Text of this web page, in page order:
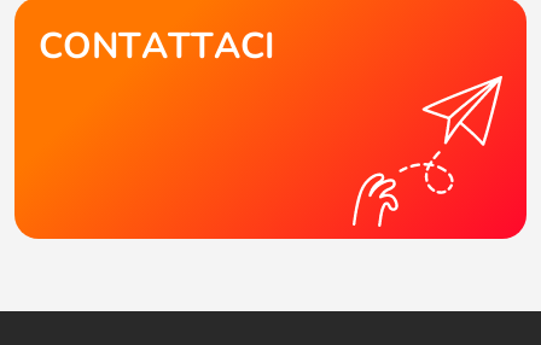
CONTATTACI